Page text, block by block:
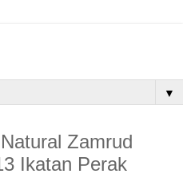
▼
Zamrud
Ikatan Perak